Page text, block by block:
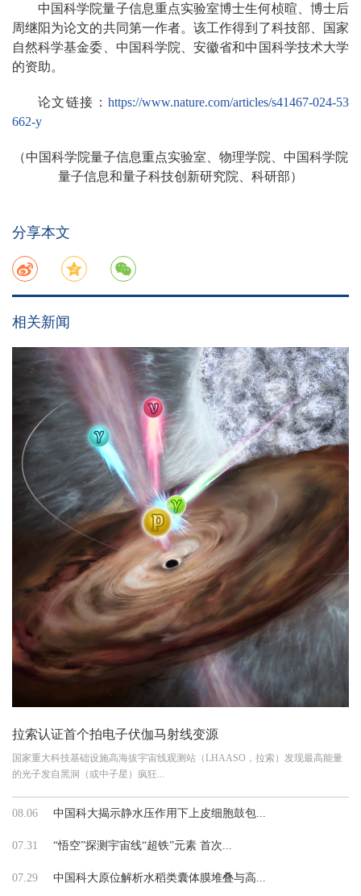
中国科学院量子信息重点实验室博士生何桢暄、博士后
周继阳为论文的共同第一作者。该工作得到了科技部、国家
自然科学基金委、中国科学院、安徽省和中国科学技术大学
的资助。
论文链接： https://www.nature.com/articles/s41467-024-53
662-y
（中国科学院量子信息重点实验室、物理学院、中国科学院
量子信息和量子科技创新研究院、科研部）
分享本文
相关新闻
拉索认证首个拍电子伏伽马射线变源
国家重大科技基础设施高海拔宇宙线观测站（LHAASO，拉索）发现最高能量
的光子发自黑洞（或中子星）疯狂...
08.06 中国科大揭示静水压作用下上皮细胞鼓包...
07.31 “悟空”探测宇宙线“超铁”元素 首次...
07.29 中国科大原位解析水稻类囊体膜堆叠与高...